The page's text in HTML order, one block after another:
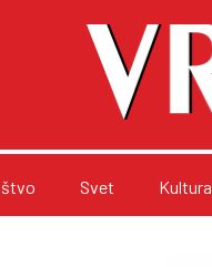
Svet Kultura